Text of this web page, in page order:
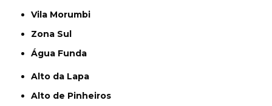
Vila Morumbi
Zona Sul
Água Funda
Alto da Lapa
Alto de Pinheiros